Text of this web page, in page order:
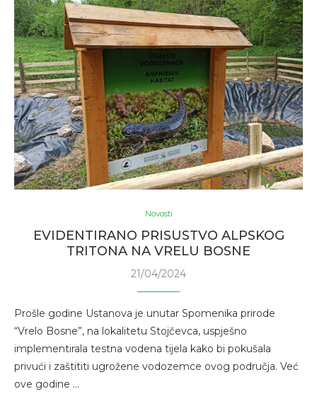
Novosti
EVIDENTIRANO PRISUSTVO ALPSKOG
TRITONA NA VRELU BOSNE
21/04/2024
Prošle godine Ustanova je unutar Spomenika prirode
“Vrelo Bosne”, na lokalitetu Stojčevca, uspješno
implementirala testna vodena tijela kako bi pokušala
privući i zaštititi ugrožene vodozemce ovog područja. Već
ove godine …